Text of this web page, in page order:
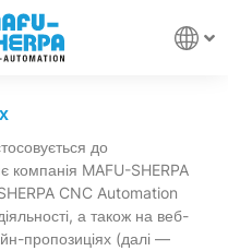
до
компанія MAFU-SHERPA
CNC Automation
а також на веб-
пропозиціях (далі —